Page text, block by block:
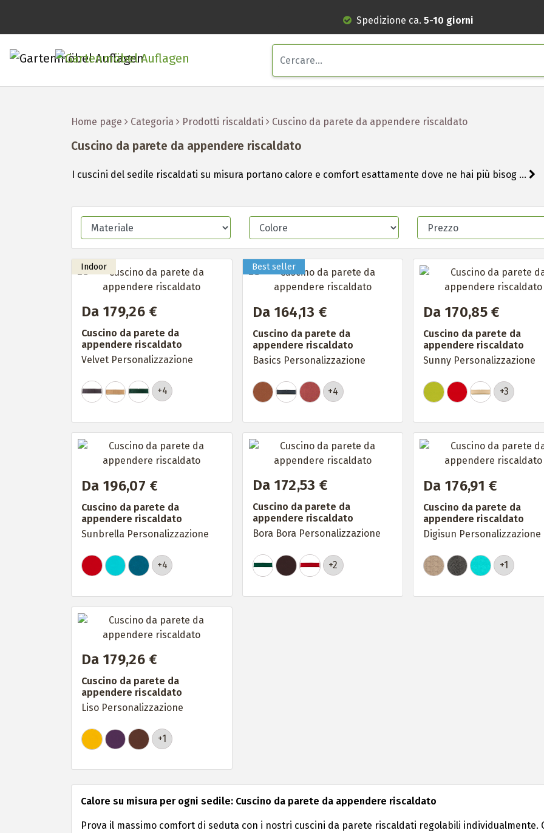
Spedizione ca. 5-10 giorni
Home page Categoria Prodotti riscaldati Cuscino da parete da appendere riscaldato
Cuscino da parete da appendere riscaldato
I cuscini del sedile riscaldati su misura portano calore e comfort esattamente dove ne hai più bisog ...
Da 179,26 €
Cuscino da parete da
appendere riscaldato
Velvet Personalizzazione
+4
Da 164,13 €
Cuscino da parete da
appendere riscaldato
Basics Personalizzazione
+4
Da 170,85 €
Cuscino da parete da
appendere riscaldato
Sunny Personalizzazione
+3
Da 196,07 €
Cuscino da parete da
appendere riscaldato
Sunbrella Personalizzazione
+4
Da 172,53 €
Cuscino da parete da
appendere riscaldato
Bora Bora Personalizzazione
+2
Da 176,91 €
Cuscino da parete da
appendere riscaldato
Digisun Personalizzazione
+1
Da 179,26 €
Cuscino da parete da
appendere riscaldato
Liso Personalizzazione
+1
Calore su misura per ogni sedile: Cuscino da parete da appendere riscaldato
Prova il massimo comfort di seduta con i nostri cuscini da parete riscaldati regolabili individualmente.